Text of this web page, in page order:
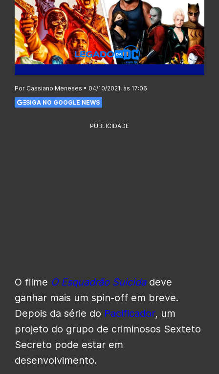
Por Cassiano Meneses • 04/10/2021, às 17:06
SIGA NO GOOGLE NEWS
PUBLICIDADE
O filme O Esquadrão Suicidadeve
ganhar mais um spin-off em breve.
Depois da série do Pacificador, um
projeto do grupo de criminosos Sexteto
Secreto pode estar em
desenvolvimento.